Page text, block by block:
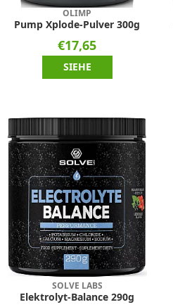
OLIMP
Pump Xplode-Pulver 300g
€17,65
SIEHE
SOLVE LABS
Elektrolyt-Balance 290g